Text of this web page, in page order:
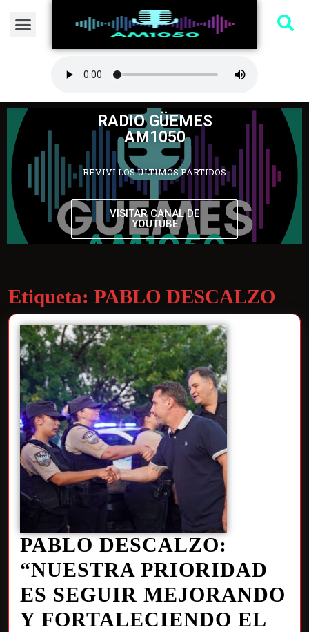
RADIO GÜEMES
AM1050
REVIVI LOS ULTIMOS PARTIDOS
VISITAR CANAL DE
YOUTUBE
Etiqueta: PABLO DESCALZO
PABLO DESCALZO:
“NUESTRA PRIORIDAD
ES SEGUIR MEJORANDO
Y FORTALECIENDO EL